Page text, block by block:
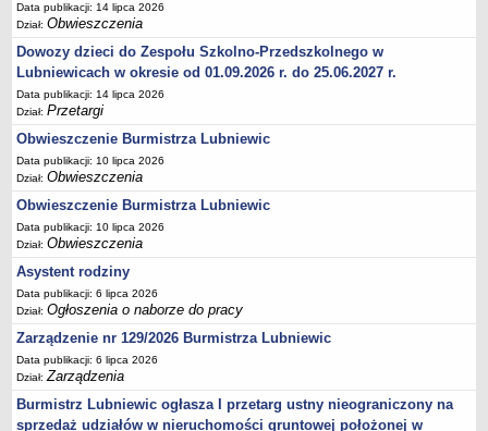
Pomoc publiczna
Budżet obywatelski
Majątek jednostek podległych
Koszt wychowania przedszkolnego
Stawki czynszów najmu lokali mieszkalnych
Zamówienia publiczne
Sprzedaż mienia
Sprzedaż nieruchomości
Zapytania ofertowe
Plan zamówień publicznych
PRAWO LOKALNE
Statut
Uchwały Rady Miejskiej
Zarządzenia Burmistrza
Ogłoszenia Burmistrza
Data publikacji: 14 lipca 2026
Dział:Obwieszczenia
Dowozy dzieci do Zespołu Szkolno-Przedszkolnego w
Lubniewicach w okresie od 01.09.2026 r. do 25.06.2027 r.
Data publikacji: 14 lipca 2026
Dział:Przetargi
Obwieszczenie Burmistrza Lubniewic
Data publikacji: 10 lipca 2026
Dział:Obwieszczenia
Obwieszczenie Burmistrza Lubniewic
Data publikacji: 10 lipca 2026
Dział:Obwieszczenia
Asystent rodziny
Data publikacji: 6 lipca 2026
Dział:Ogłoszenia o naborze do pracy
Zarządzenie nr 129/2026 Burmistrza Lubniewic
Data publikacji: 6 lipca 2026
Dział:Zarządzenia
Burmistrz Lubniewic ogłasza I przetarg ustny nieograniczony na
sprzedaż udziałów w nieruchomości gruntowej położonej w